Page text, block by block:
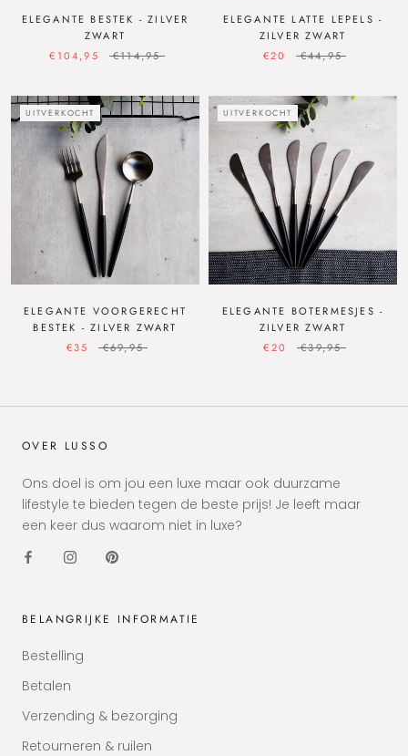
ELEGANTE BESTEK - ZILVER
ZWART
€104,95
€114,95
ELEGANTE LATTE LEPELS -
ZILVER ZWART
€20
€44,95
UITVERKOCHT
ELEGANTE VOORGERECHT
BESTEK - ZILVER ZWART
€35
€69,95
UITVERKOCHT
ELEGANTE BOTERMESJES -
ZILVER ZWART
€20
€39,95
OVER LUSSO
Ons doel is om jou een luxe maar ook duurzame
lifestyle te bieden tegen de beste prijs! Je leeft maar
een keer dus waarom niet in luxe?
BELANGRIJKE INFORMATIE
Bestelling
Betalen
Verzending & bezorging
Retourneren & ruilen